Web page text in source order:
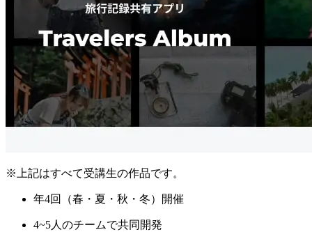
※上記はすべて受講生の作品です。
年4回（春・夏・秋・冬）開催
4~5人のチームで共同開発